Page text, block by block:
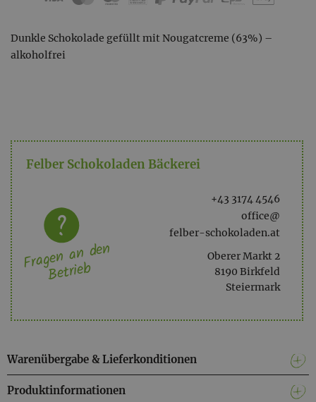
Dunkle Schokolade gefüllt mit Nougatcreme (63%) –
alkoholfrei
Felber Schokoladen Bäckerei
+43 3174 4546
office@
felber-schokoladen.at
Oberer Markt 2
8190 Birkfeld
Steiermark
Fragen an den
Betrieb
Warenübergabe & Lieferkonditionen
Produktinformationen